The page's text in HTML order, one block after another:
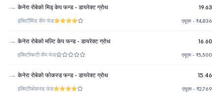
केनेरा रोबेको मिड् केप फन्ड - डायरेक्ट ग्रोथ 19.63
इक्विटीमिड कॅप फंड एयूएम - ₹4,836
केनेरा रोबेको मल्टि केप फन्ड - डायरेक्ट ग्रोथ 16.60
इक्विटीमल्टी कॅप फंड एयूएम - ₹5,500
केनेरा रोबेको फोकस्ड फन्ड - डायरेक्ट ग्रोथ 15.46
इक्विटीफोकस्ड फंड एयूएम - ₹2,769